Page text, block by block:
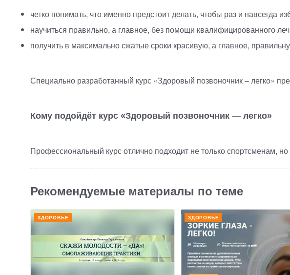
четко понимать, что именно предстоит делать, чтобы раз и
научиться правильно, а главное, без помощи квалифицированного
получить в максимально сжатые сроки красивую, а главное,
Специально разработанный курс «Здоровый позвоночник – легко»
Кому подойдёт курс «Здоровый позвоночник — легко»
Профессиональный курс отлично подходит не только спортсменам,
Рекомендуемые материалы по теме
ЗДОРОВЬЕ ЗДОРОВЬЕ